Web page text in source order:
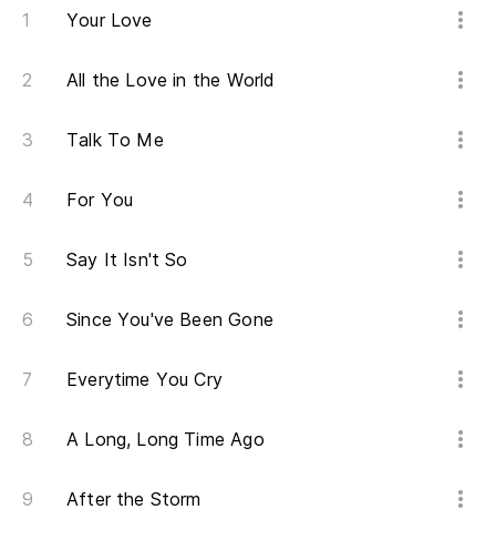
Your Love
All the Love in the World
Talk To Me
For You
Say It Isn't So
Since You've Been Gone
Everytime You Cry
A Long, Long Time Ago
After the Storm